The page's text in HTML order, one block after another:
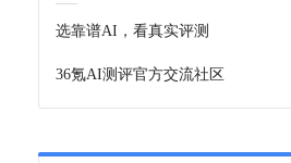
选靠谱AI，看真实评测
36氪AI测评官方交流社区